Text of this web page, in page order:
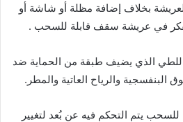
بخلاف إضافة مظلة أو شاشة أو
في عريشة سقف قابلة للسحب .
للطي الذي يضيف طبقة من الحماية ضد
والرياح العاتية والمطر.
يتم التحكم فيه عن بُعد لتغيير